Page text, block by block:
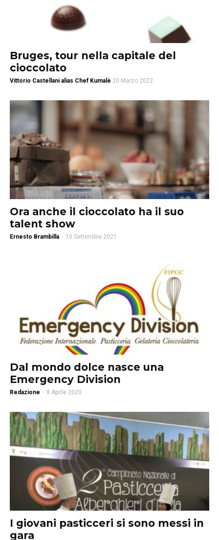
Bruges, tour nella capitale del
cioccolato
Vittorio Castellani alias Chef Kumalè 20 Marzo 2022
Ora anche il cioccolato ha il suo
talent show
Ernesto Brambilla - 10 Settembre 2021
Dal mondo dolce nasce una
Emergency Division
Redazione - 8 Aprile 2020
I giovani pasticceri si sono messi in
gara